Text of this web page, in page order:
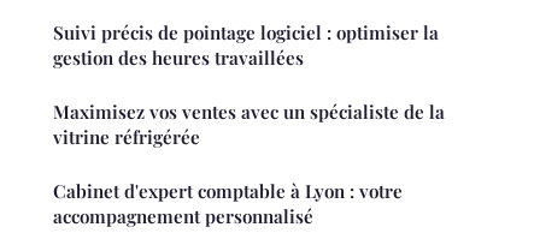
Suivi précis de pointage logiciel : optimiser la
gestion des heures travaillées
Maximisez vos ventes avec un spécialiste de la
vitrine réfrigérée
Cabinet d'expert comptable à Lyon : votre
accompagnement personnalisé